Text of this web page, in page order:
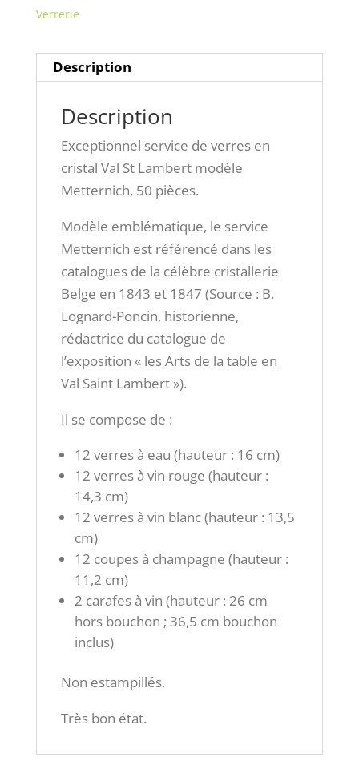
Verrerie
Description
Description
Exceptionnel service de verres en
cristal Val St Lambert modèle
Metternich, 50 pièces.
Modèle emblématique, le service
Metternich est référencé dans les
catalogues de la célèbre cristallerie
Belge en 1843 et 1847 (Source : B.
Lognard-Poncin, historienne,
rédactrice du catalogue de
l’exposition « les Arts de la table en
Val Saint Lambert »).
Il se compose de :
12 verres à eau (hauteur : 16 cm)
12 verres à vin rouge (hauteur :
14,3 cm)
12 verres à vin blanc (hauteur : 13,5
cm)
12 coupes à champagne (hauteur :
11,2 cm)
2 carafes à vin (hauteur : 26 cm
hors bouchon ; 36,5 cm bouchon
inclus)
Non estampillés.
Très bon état.